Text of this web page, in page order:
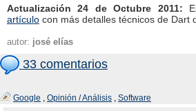
Actualización 24 de Octubre 2011:
artículo con más detalles técnicos de Dart
autor: josé elías
33 comentarios
Google , Opinión / Análisis , Software